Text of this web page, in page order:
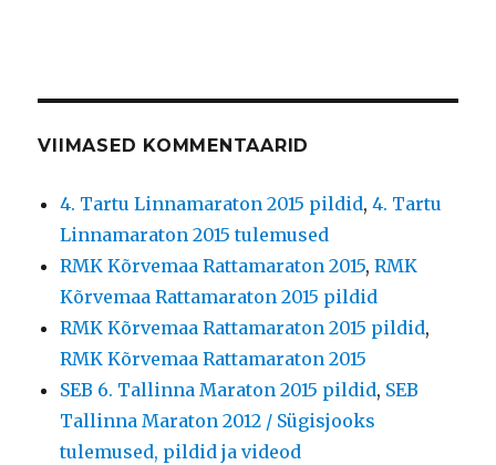
VIIMASED KOMMENTAARID
4. Tartu Linnamaraton 2015 pildid,4. Tartu
Linnamaraton 2015 tulemused
RMK Kõrvemaa Rattamaraton 2015,RMK
Kõrvemaa Rattamaraton 2015 pildid
RMK Kõrvemaa Rattamaraton 2015 pildid,
RMK Kõrvemaa Rattamaraton 2015
SEB 6. Tallinna Maraton 2015 pildid, SEB
Tallinna Maraton 2012 / Sügisjooks
tulemused, pildid ja videod